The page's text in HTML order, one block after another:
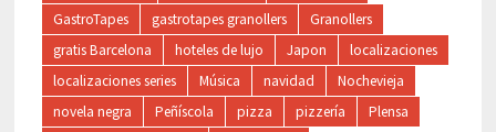
GastroTapes
gastrotapes granollers
Granollers
gratis Barcelona
hoteles de lujo Japon
localizaciones
localizaciones series
Música navidad
Nochevieja
novela negra
Peñíscola pizza pizzería
Plensa